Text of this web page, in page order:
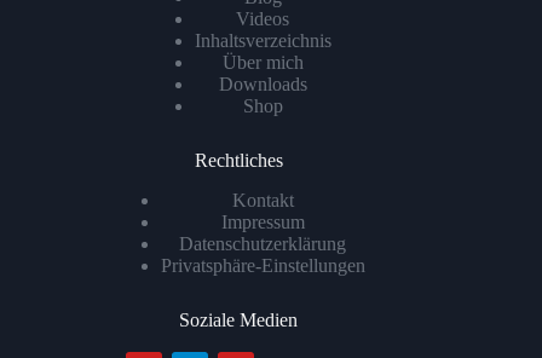
Videos
Inhaltsverzeichnis
Über mich
Downloads
Shop
Rechtliches
Kontakt
Impressum
Datenschutzerklärung
Privatsphäre-Einstellungen
Soziale Medien